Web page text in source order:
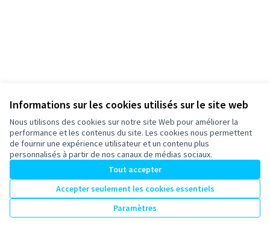
Informations sur les cookies utilisés sur le site web
Nous utilisons des cookies sur notre site Web pour améliorer la
performance et les contenus du site. Les cookies nous permettent
de fournir une expérience utilisateur et un contenu plus
personnalisés à partir de nos canaux de médias sociaux.
Tout accepter
Accepter seulement les cookies essentiels
Paramètres
Conditions d'utilisation
Paramètres des cookies
participons-granville.fr sur X
(Lien externe)
participons-granville.fr sur Facebook
participons-granville.fr sur Instagram
Site réalisé grâce aulogiciel libre Decidim .
Licence
(Lien